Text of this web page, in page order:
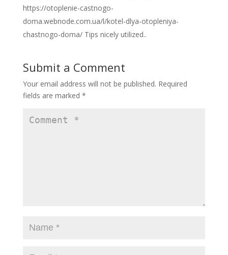
https://otoplenie-castnogo-
doma.webnode.com.ua/l/kotel-dlya-otopleniya-
chastnogo-doma/ Tips nicely utilized..
Submit a Comment
Your email address will not be published. Required
fields are marked *